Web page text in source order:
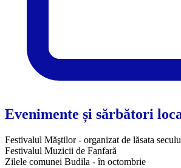
Evenimente și sărbători
Festivalul Măştilor - organizat de lăsata
Festivalul Muzicii de Fanfară
Zilele comunei Budila - în octombrie